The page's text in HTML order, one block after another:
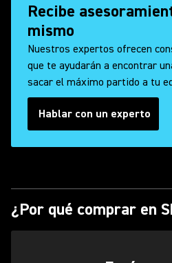
Recibe
mismo
Nuestros expertos ofrecen
que te ayudarán a encontrar
sacar el máximo partido a tu
Hablar con un experto
¿Por qué comprar en